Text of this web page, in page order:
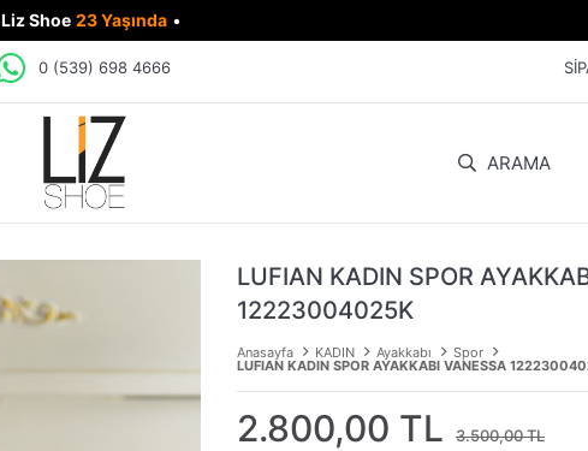
Liz Shoe 23 Yaşında •
0 (539) 698 4666
ARAMA
LUFIAN KADIN SPOR
12223004025K
Anasayfa KADIN Ayakkabı Spor
LUFIAN KADIN SPOR AYAKKABI VANESSA
2.800,00 TL 3.500,00 TL